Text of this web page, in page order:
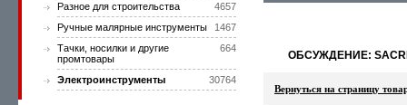
4657
Разное для строительства
1467
Ручные малярные инструменты
664
Тачки, носилки и другие
промтовары
30764
Электроинструменты
ОБСУЖДЕНИЕ:
Вернуться на страницу